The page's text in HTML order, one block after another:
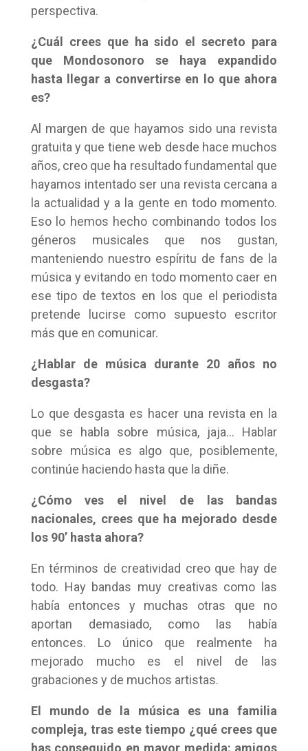
perspectiva.
¿Cuál crees que ha sido el secreto para
que Mondosonoro se haya expandido
hasta llegar a convertirse en lo que ahora
es?
Al margen de que hayamos sido una revista
gratuita y que tiene web desde hace muchos
años, creo que ha resultado fundamental que
hayamos intentado ser una revista cercana a
la actualidad y a la gente en todo momento.
Eso lo hemos hecho combinando todos los
géneros musicales que nos gustan,
manteniendo nuestro espíritu de fans de la
música y evitando en todo momento caer en
ese tipo de textos en los que el periodista
pretende lucirse como supuesto escritor
más que en comunicar.
¿Hablar de música durante 20 años no
desgasta?
Lo que desgasta es hacer una revista en la
que se habla sobre música, jaja… Hablar
sobre música es algo que, posiblemente,
continúe haciendo hasta que la diñe.
¿Cómo ves el nivel de las bandas
nacionales, crees que ha mejorado desde
los 90’ hasta ahora?
En términos de creatividad creo que hay de
todo. Hay bandas muy creativas como las
había entonces y muchas otras que no
aportan demasiado, como las había
entonces. Lo único que realmente ha
mejorado mucho es el nivel de las
grabaciones y de muchos artistas.
El mundo de la música es una familia
compleja, tras este tiempo ¿qué crees que
has conseguido en mayor medida: amigos